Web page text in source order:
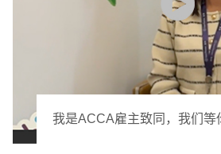
我是ACCA雇主致同，我们等